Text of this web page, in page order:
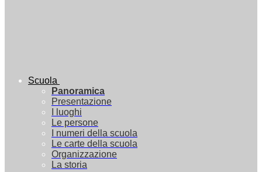
Scuola
Panoramica
Presentazione
I luoghi
Le persone
I numeri della scuola
Le carte della scuola
Organizzazione
La storia